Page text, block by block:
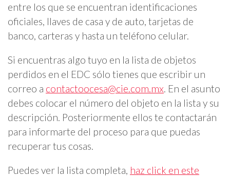
entre los que se encuentran identificaciones
oficiales, llaves de casa y de auto, tarjetas de
banco, carteras y hasta un teléfono celular.
Si encuentras algo tuyo en la lista de objetos
perdidos en el EDC sólo tienes que escribir un
correo a contactoocesa@cie.com.mx. En el asunto
debes colocar el número del objeto en la lista y su
descripción. Posteriormente ellos te contactarán
para informarte del proceso para que puedas
recuperar tus cosas.
Puedes ver la lista completa, haz click en este